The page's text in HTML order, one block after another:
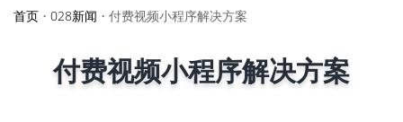
首页 • 028新闻 • 付费视频小程序解决方案
付费视频小程序解决方案